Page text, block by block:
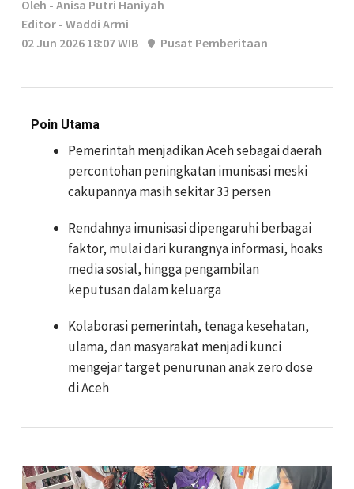
Oleh - Anisa Putri Haniyah
Editor - Waddi Armi
02 Jun 2026 18:07 WIB
Pusat Pemberitaan
Poin Utama
Pemerintah menjadikan Aceh sebagai daerah
percontohan peningkatan imunisasi meski
cakupannya masih sekitar 33 persen
Rendahnya imunisasi dipengaruhi berbagai
faktor, mulai dari kurangnya informasi, hoaks
media sosial, hingga pengambilan
keputusan dalam keluarga
Kolaborasi pemerintah, tenaga kesehatan,
ulama, dan masyarakat menjadi kunci
mengejar target penurunan anak zero dose
di Aceh